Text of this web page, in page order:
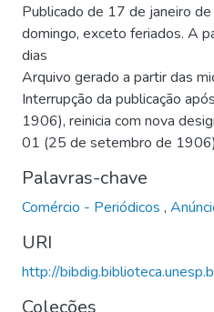
Publicado de 17 de janeiro
domingo, exceto feriados. A
dias
Arquivo gerado a partir das
Interrupção da publicação
1906), reinicia com nova
01 (25 de setembro de 1906)
Palavras-chave
Comércio - Periódicos ,
URI
http://
Coleções